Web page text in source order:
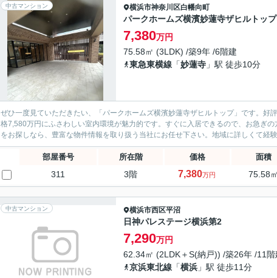
中古マンション 横浜市神奈川区白幡向町
パークホームズ横濱妙蓮寺ザヒルトップ
7,380万円
75.58㎡ (3LDK) /築9年 /6階建
東急東横線 「妙蓮寺 」駅 徒歩10分
ぜひ一度見ていただきたい、「パークホームズ横濱妙蓮寺ザヒルトップ」です。好
格7,580万円にふさわしい室内環境が魅力的です。すぐに入居できるので、お急ぎ
をお探しなら、豊富な物件情報を取り扱う当社にお任せ下さい。地域に詳しくて経
部屋番号 所在階 価格 面積
311 3階 7,380万円 75.58㎡
中古マンション 横浜市西区平沼
日神パレステージ横浜第2
7,290万円
62.34㎡ (2LDK＋S(納戸)) /築26年 /11階
京浜東北線 「横浜 」駅 徒歩11分